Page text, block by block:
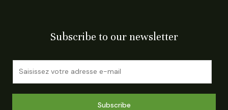
Subscribe to our newsletter
Subscribe